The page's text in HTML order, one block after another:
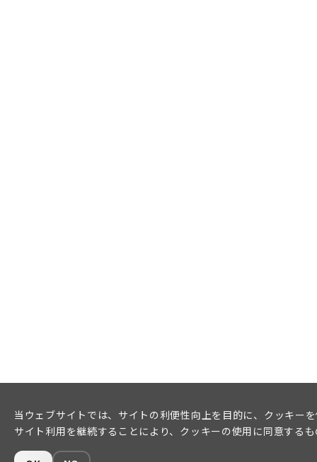
当ウェブサイトでは、サイトの利便性向上を目的に、クッキー
サイト利用を継続することにより、クッキーの使用に同意する